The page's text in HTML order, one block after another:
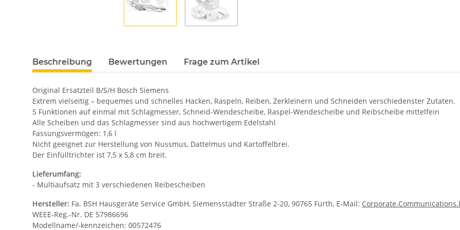
Beschreibung Bewertungen Frage zum Artikel
Original Ersatzteil B/S/H Bosch Siemens
Extrem vielseitig – bequemes und schnelles Hacken, Raspeln, Reiben, Zerkleinern und Schneiden verschiedenster Zutaten.
5 Funktionen auf einmal mit Schlagmesser, Schneid-Wendescheibe, Raspel-Wendescheibe und Reibscheibe mittelfein
Alle Scheiben und das Schlagmesser sind aus hochwertigem Edelstahl
Fassungsvermögen: 1,6 l
Nicht geeignet zur Herstellung von Nussmus, Dattelmus und Kartoffelbrei.
Der Einfülltrichter ist 7,5 x 5,8 cm breit.
Lieferumfang:
- Multiaufsatz mit 3 verschiedenen Reibescheiben
Hersteller: Fa. BSH Hausgeräte Service GmbH, Siemensstädter Straße 2-20, 90765 Fürth, E-Mail:
WEEE-Reg.-Nr. DE 57986696
Modellname/-kennzeichen: 00572476